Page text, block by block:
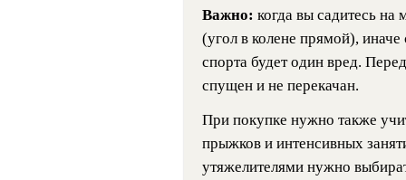
Важно: когда вы садитесь
(угол в колене прямой),
спорта будет один вред.
спущен и не перекачан.
При покупке нужно также
прыжков и интенсивных
утяжелителями нужно